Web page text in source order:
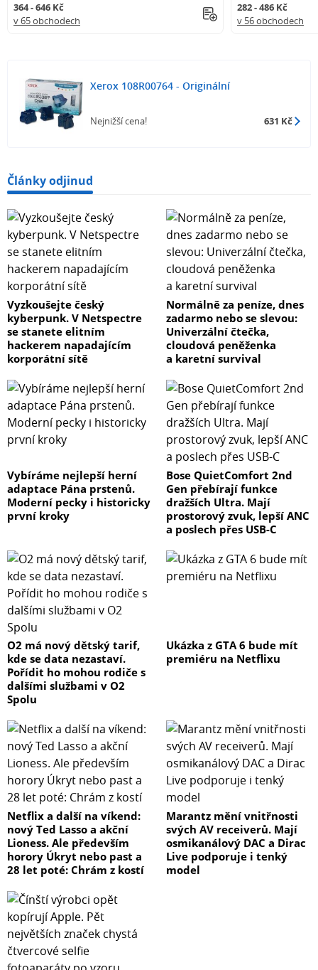
364 - 646 Kč
v 65 obchodech
282 - 486 Kč
v 56 obchodech
Xerox 108R00764 - Originální
Nejnižší cena! 631 Kč
Články odjinud
Vyzkoušejte český
kyberpunk. V Netspectre
se stanete elitním
hackerem napadajícím
korporátní sítě
Normálně za peníze, dnes
zadarmo nebo se slevou:
Univerzální čtečka,
cloudová peněženka
a karetní survival
Vybíráme nejlepší herní
adaptace Pána prstenů.
Moderní pecky i historicky
první kroky
Bose QuietComfort 2nd
Gen přebírají funkce
dražších Ultra. Mají
prostorový zvuk, lepší ANC
a poslech přes USB-C
O2 má nový dětský tarif,
kde se data nezastaví.
Pořídit ho mohou rodiče s
dalšími službami v O2
Spolu
Ukázka z GTA 6 bude mít
premiéru na Netflixu
Netflix a další na víkend:
nový Ted Lasso a akční
Lioness. Ale především
horory Úkryt nebo past a
28 let poté: Chrám z kostí
Marantz mění vnitřnosti
svých AV receiverů. Mají
osmikanálový DAC a Dirac
Live podporuje i tenký
model